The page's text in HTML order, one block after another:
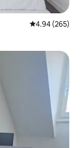
평점 4.94점(5
4.94 (265)